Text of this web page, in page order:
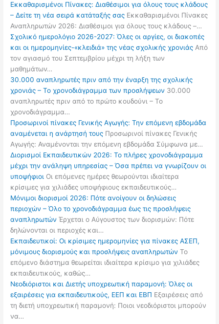
Εκκαθαρισμένοι Πίνακες: Διαθέσιμοι για όλους τους κλάδους
– Δείτε τη νέα σειρά κατάταξής σας Εκκαθαρισμένοι Πίνακες
Αναπληρωτών 2026: Διαθέσιμοι για όλους τους κλάδους –…
Σχολικό ημερολόγιο 2026-2027: Όλες οι αργίες, οι διακοπές
και οι ημερομηνίες-«κλειδιά» της νέας σχολικής χρονιάς Από
τον αγιασμό του Σεπτεμβρίου μέχρι τη λήξη των
μαθημάτων…
30.000 αναπληρωτές πριν από την έναρξη της σχολικής
χρονιάς – Το χρονοδιάγραμμα των προσλήψεων 30.000
αναπληρωτές πριν από το πρώτο κουδούνι – Το
χρονοδιάγραμμα…
Προσωρινοί πίνακες Γενικής Αγωγής: Την επόμενη εβδομάδα
αναμένεται η ανάρτησή τους Προσωρινοί πίνακες Γενικής
Αγωγής: Αναμένονται την επόμενη εβδομάδα Σύμφωνα με…
Διορισμοί Εκπαιδευτικών 2026: Το πλήρες χρονοδιάγραμμα
μέχρι την ανάληψη υπηρεσίας – Όσα πρέπει να γνωρίζουν οι
υποψήφιοι Οι επόμενες ημέρες θεωρούνται ιδιαίτερα
κρίσιμες για χιλιάδες υποψήφιους εκπαιδευτικούς…
Μόνιμοι διορισμοί 2026: Πότε ανοίγουν οι δηλώσεις
περιοχών – Όλο το χρονοδιάγραμμα έως τις προσλήψεις
αναπληρωτών Έρχεται ο Αύγουστος των διορισμών: Πότε
δηλώνονται οι περιοχές και…
Εκπαιδευτικοί: Οι κρίσιμες ημερομηνίες για πίνακες ΑΣΕΠ,
μόνιμους διορισμούς και προσλήψεις αναπληρωτών Το
επόμενο διάστημα θεωρείται ιδιαίτερα κρίσιμο για χιλιάδες
εκπαιδευτικούς, καθώς…
Νεοδιόριστοι και Διετής υποχρεωτική παραμονή: Όλες οι
εξαιρέσεις για εκπαιδευτικούς, ΕΕΠ και ΕΒΠ Εξαιρέσεις από
τη διετή υποχρεωτική παραμονή: Ποιοι νεοδιόριστοι μπορούν
να…